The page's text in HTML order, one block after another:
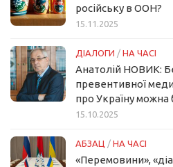
російську в ООН?
15.11.2025
ДІАЛОГИ / НА ЧАСІ
Анатолій НОВИК:
превентивної
про Україну можна
15.10.2025
АБЗАЦ / НА ЧАСІ
«Перемовини»,